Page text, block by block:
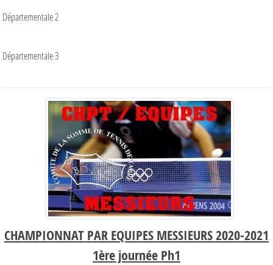
Départementale 2
Départementale 3
CHAMPIONNAT PAR EQUIPES MESSIEURS 2020-2021
1ère journée Ph1